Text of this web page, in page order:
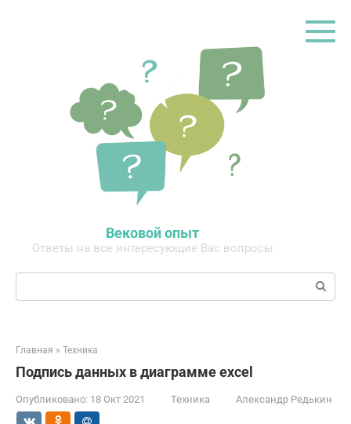
Вековой опыт
Ответы на все интересующие Вас вопросы
Поиск:
Главная » Техника
Подпись данных в диаграмме excel
Опубликовано: 18 Окт 2021 Техника Александр Редькин